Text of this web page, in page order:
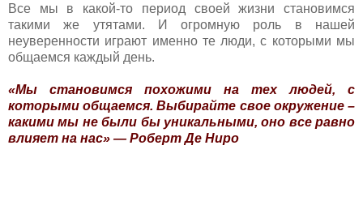
Все мы в какой-то период своей жизни становимся
такими же утятами. И огромную роль в нашей
неуверенности играют именно те люди, с которыми мы
общаемся каждый день.
«Мы становимся похожими на тех людей, с
которыми общаемся. Выбирайте свое окружение –
какими мы не были бы уникальными, оно все равно
влияет на нас» — Роберт Де Ниро